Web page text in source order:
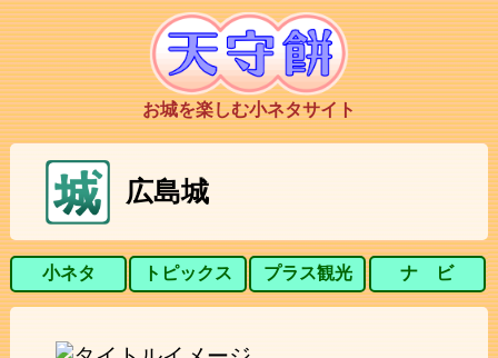
お城を楽しむ小ネタサイト
広島城
小ネタ トピックス プラス観光 ナ ビ